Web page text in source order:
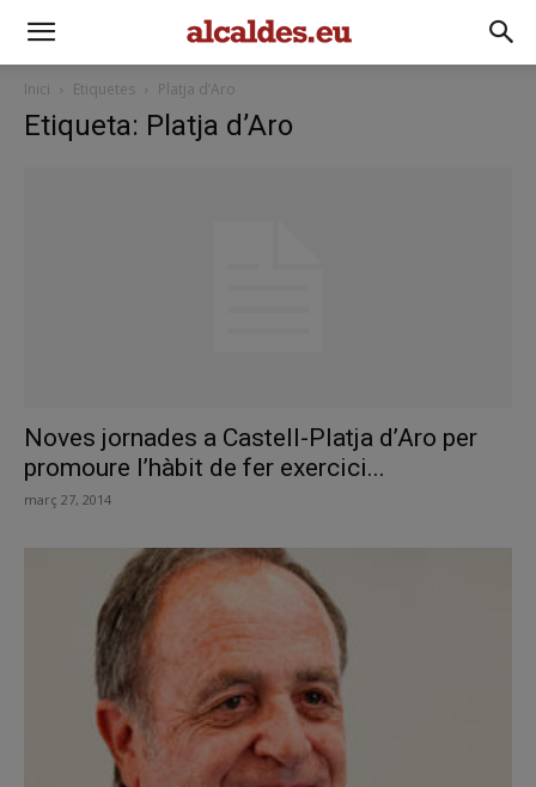
Inici Etiquetes Platja d’Aro
Etiqueta: Platja d’Aro
Noves jornades a Castell-Platja d’Aro per
promoure l’hàbit de fer exercici...
març 27, 2014